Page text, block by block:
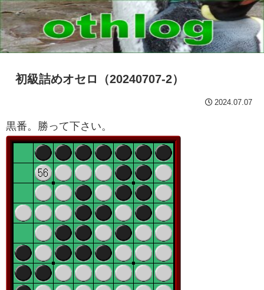
初級詰めオセロ（20240707-2）
2024.07.07
黒番。勝って下さい。